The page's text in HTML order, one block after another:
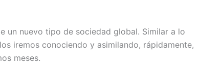
un nuevo tipo de sociedad global. Similar a lo
iremos conociendo y asimilando, rápidamente,
meses.